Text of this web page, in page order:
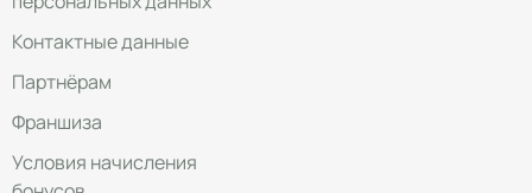
Контактные данные
Партнёрам
Франшиза
Условия начисления